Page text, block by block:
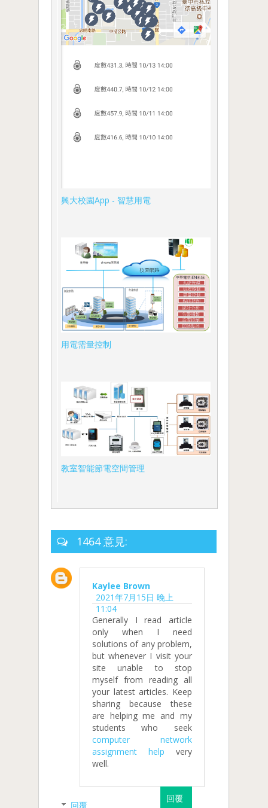
興大校園App - 智慧用電
用電需量控制
教室智能節電空間管理
1464 意見:
Kaylee Brown
2021年7月15日 晚上
11:04
Generally I read article
only when I need
solutions of any problem,
but whenever I visit your
site unable to stop
myself from reading all
your latest articles. Keep
sharing because these
are helping me and my
students who seek
computer network
assignment help very
well.
回覆
回覆